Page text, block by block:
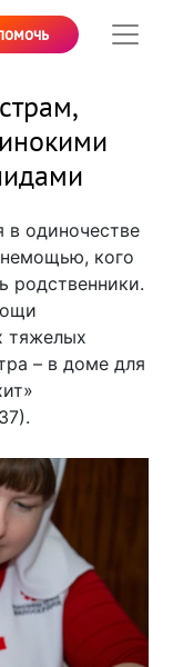
в одиночестве
кого
родственники.
тяжелых
– в доме для